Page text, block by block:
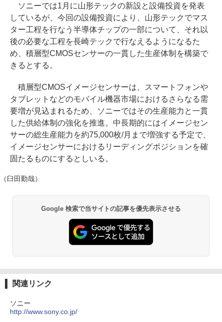
ソニーでは1月に山形テックの新設と設備投資を発表
しているが、今回の設備投資により、山形テックでマス
ター工程を行なう半導体チップの一部について、それ以
後の必要な工程を長崎テックで行なえるようになるた
め、積層型CMOSセンサーの一貫した生産体制を構築で
きるとする。
積層型CMOSイメージセンサーは、スマートフォンや
タブレットなどのモバイル機器市場におけるさらなる需
要増が見込まれるため、ソニーではその生産能力と一貫
した供給体制の強化を推進。中長期的にはイメージセン
サーの総生産能力を約75,000枚/月まで増強する予定で、
イメージセンサーにおけるリーディングポジションを確
固たるものにするとしいる。
（臼田勤哉）
Google 検索で当サイトの記事を優先表示させる
関連リンク
ソニー
http://www.sony.co.jp/